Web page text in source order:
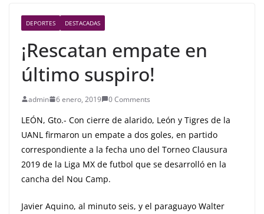
DEPORTES DESTACADAS
¡Rescatan empate en
último suspiro!
admin 6 enero, 2019 0 Comments
LEÓN, Gto.- Con cierre de alarido, León y Tigres de la
UANL firmaron un empate a dos goles, en partido
correspondiente a la fecha uno del Torneo Clausura
2019 de la Liga MX de futbol que se desarrolló en la
cancha del Nou Camp.
Javier Aquino, al minuto seis, y el paraguayo Walter